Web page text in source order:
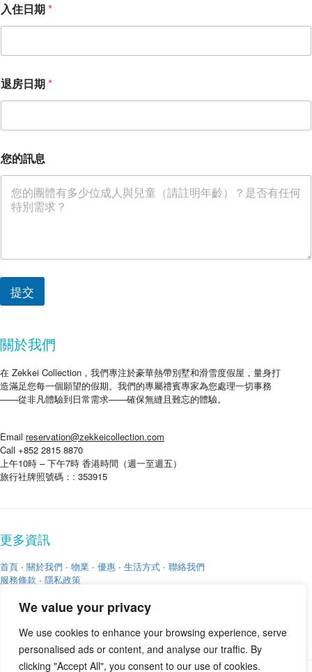
We value your privacy
We use cookies to enhance your browsing experience, serve
personalised ads or content, and analyse our traffic. By
clicking "Accept All", you consent to our use of cookies.
入住日期*
住
日
您
訊
息
您
退房日期*
您的訊息
提交
關於我們
在 Zekkei Collection，我們專注於豪華熱帶別墅和滑雪度假屋，量身打
造滿足您每一個願望的假期。我們的專屬禮賓專家為您處理一切事務
——從非凡體驗到日常需求——確保無縫且難忘的體驗。
Email reservation@zekkeicollection.com
Call +852 2815 8870
上午10時 – 下午7時 香港時間（週一至週五）
旅行社牌照號碼：: 353915
更多資訊
首頁 · 關於我們 · 物業 · 優惠 · 生活方式 · 聯絡我們
服務條款 · 隱私政策